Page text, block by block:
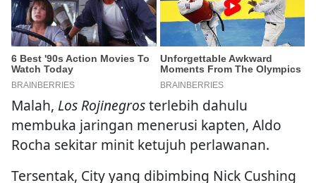
Malah, Los Rojinegrosterlebih dahulu
membuka jaringan menerusi kapten, Aldo
Rocha sekitar minit ketujuh perlawanan.
Tersentak, City yang dibimbing Nick Cushing